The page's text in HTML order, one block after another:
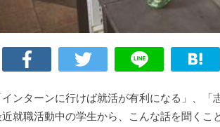
インターンに行けば就活が有利になる」、
就職活動中の学生から、こんな話を聞くこ